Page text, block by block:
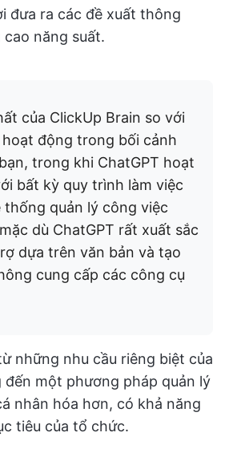
đưa ra các đề xuất thông
năng suất.
của ClickUp Brain so với
hoạt động trong bối cảnh
trong khi ChatGPT hoạt
bất kỳ quy trình làm việc
thống quản lý công việc
dù ChatGPT rất xuất sắc
dựa trên văn bản và tạo
cung cấp các công cụ
những nhu cầu riêng biệt của
đến một phương pháp quản lý
nhân hóa hơn, có khả năng
tiêu của tổ chức.